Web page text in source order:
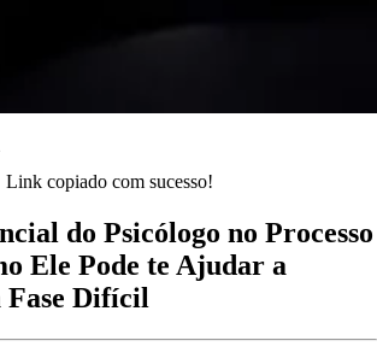
Link copiado com sucesso!
do Psicólogo no Processo
Ele Pode te Ajudar a
Fase Difícil